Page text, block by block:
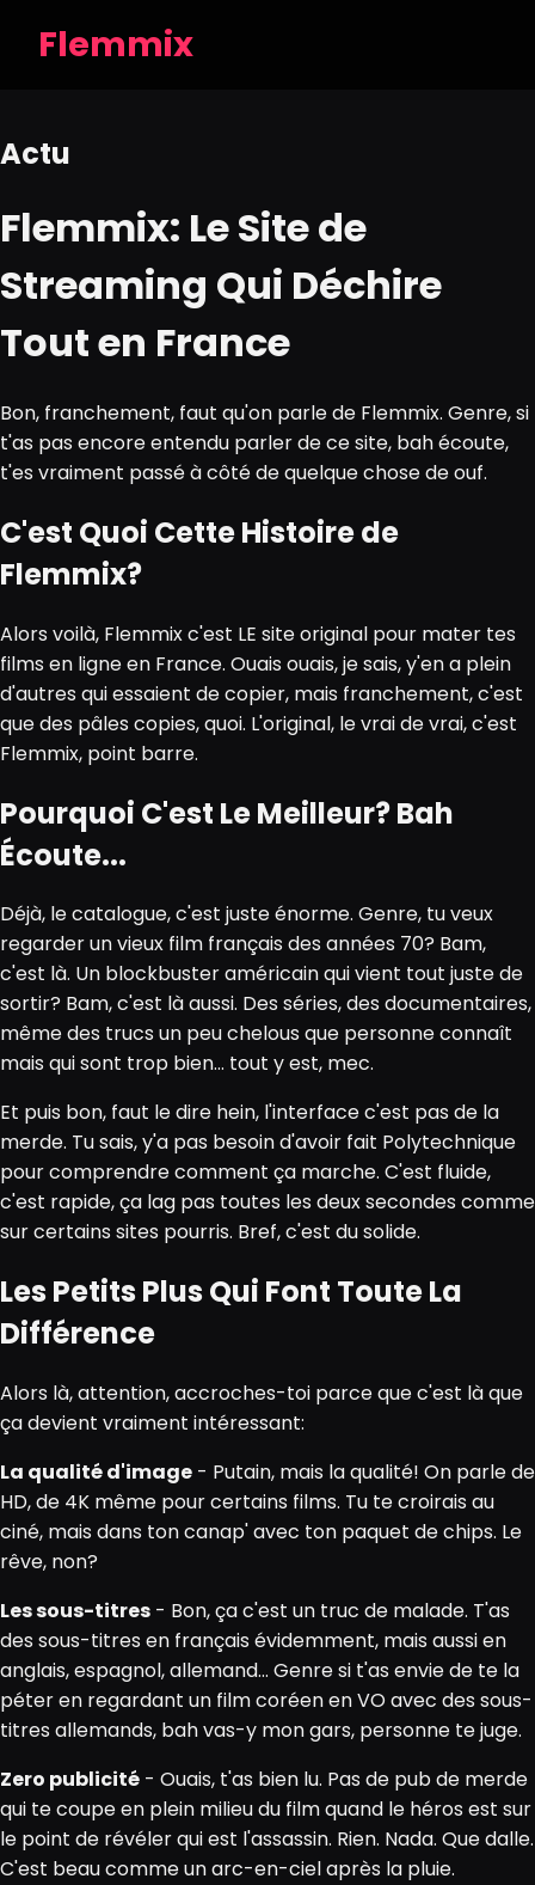
Flemmix
Actu
Flemmix: Le Site de
Streaming Qui Déchire
Tout en France
Bon, franchement, faut qu'on parle de Flemmix. Genre, si
t'as pas encore entendu parler de ce site, bah écoute,
t'es vraiment passé à côté de quelque chose de ouf.
C'est Quoi Cette Histoire de
Flemmix?
Alors voilà, Flemmix c'est LE site original pour mater tes
films en ligne en France. Ouais ouais, je sais, y'en a plein
d'autres qui essaient de copier, mais franchement, c'est
que des pâles copies, quoi. L'original, le vrai de vrai, c'est
Flemmix, point barre.
Pourquoi C'est Le Meilleur? Bah
Écoute...
Déjà, le catalogue, c'est juste énorme. Genre, tu veux
regarder un vieux film français des années 70? Bam,
c'est là. Un blockbuster américain qui vient tout juste de
sortir? Bam, c'est là aussi. Des séries, des documentaires,
même des trucs un peu chelous que personne connaît
mais qui sont trop bien... tout y est, mec.
Et puis bon, faut le dire hein, l'interface c'est pas de la
merde. Tu sais, y'a pas besoin d'avoir fait Polytechnique
pour comprendre comment ça marche. C'est fluide,
c'est rapide, ça lag pas toutes les deux secondes comme
sur certains sites pourris. Bref, c'est du solide.
Les Petits Plus Qui Font Toute La
Différence
Alors là, attention, accroches-toi parce que c'est là que
ça devient vraiment intéressant:
La qualité d'image - Putain, mais la qualité! On parle de
HD, de 4K même pour certains films. Tu te croirais au
ciné, mais dans ton canap' avec ton paquet de chips. Le
rêve, non?
Les sous-titres - Bon, ça c'est un truc de malade. T'as
des sous-titres en français évidemment, mais aussi en
anglais, espagnol, allemand... Genre si t'as envie de te la
péter en regardant un film coréen en VO avec des sous-
titres allemands, bah vas-y mon gars, personne te juge.
Zero publicité - Ouais, t'as bien lu. Pas de pub de merde
qui te coupe en plein milieu du film quand le héros est sur
le point de révéler qui est l'assassin. Rien. Nada. Que dalle.
C'est beau comme un arc-en-ciel après la pluie.